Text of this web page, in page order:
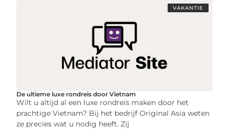
VAKANTIE
De ultieme luxe rondreis door Vietnam
Wilt u altijd al een luxe rondreis maken door het
prachtige Vietnam? Bij het bedrijf Original Asia weten
ze precies wat u nodig heeft. Zij